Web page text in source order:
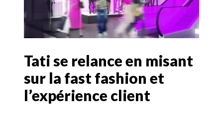
Tati se relance en misant
sur la fast fashion et
l’expérience client